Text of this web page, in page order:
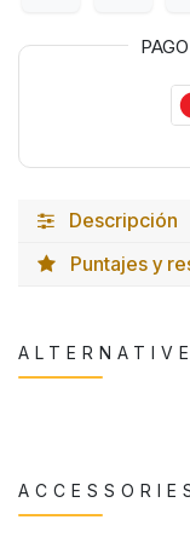
PAGO
Descripción
Puntajes y